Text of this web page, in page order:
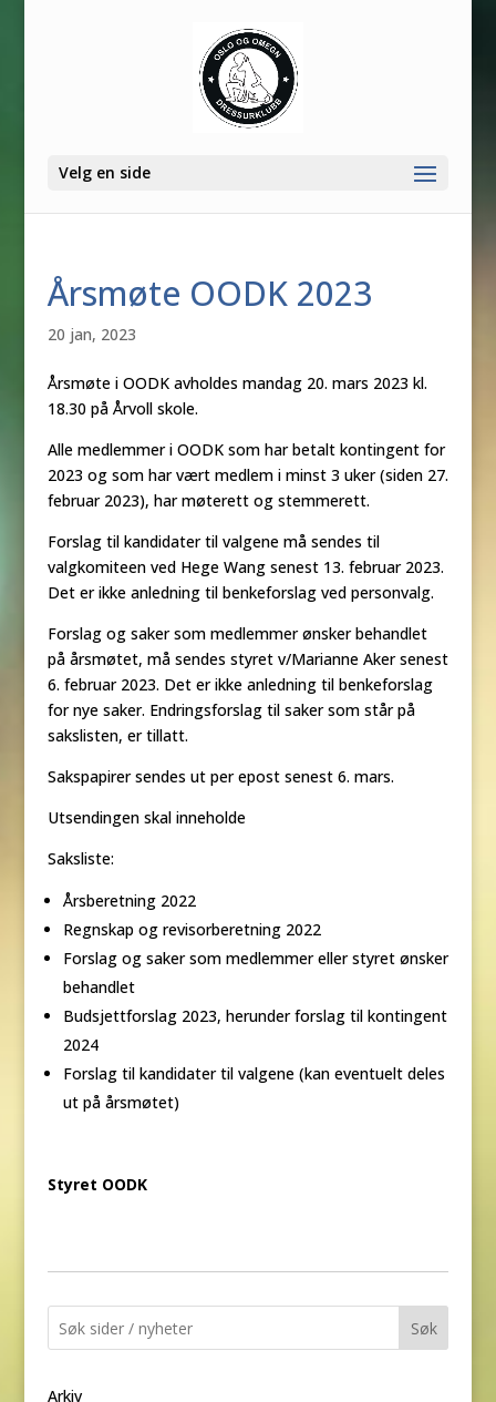
Velg en side
Årsmøte OODK 2023
20 jan, 2023
Årsmøte i OODK avholdes mandag 20. mars 2023 kl.
18.30 på Årvoll skole.
Alle medlemmer i OODK som har betalt kontingent for
2023 og som har vært medlem i minst 3 uker (siden 27.
februar 2023), har møterett og stemmerett.
Forslag til kandidater til valgene må sendes til
valgkomiteen ved Hege Wang senest 13. februar 2023.
Det er ikke anledning til benkeforslag ved personvalg.
Forslag og saker som medlemmer ønsker behandlet
på årsmøtet, må sendes styret v/Marianne Aker senest
6. februar 2023. Det er ikke anledning til benkeforslag
for nye saker. Endringsforslag til saker som står på
sakslisten, er tillatt.
Sakspapirer sendes ut per epost senest 6. mars.
Utsendingen skal inneholde
Saksliste:
Årsberetning 2022
Regnskap og revisorberetning 2022
Forslag og saker som medlemmer eller styret ønsker
behandlet
Budsjettforslag 2023, herunder forslag til kontingent
2024
Forslag til kandidater til valgene (kan eventuelt deles
ut på årsmøtet)
Styret OODK
Søk
Arkiv